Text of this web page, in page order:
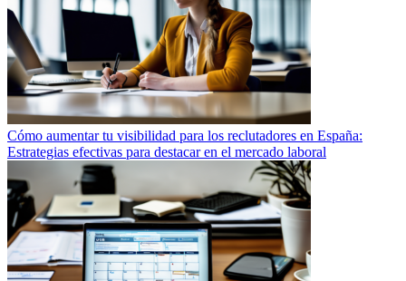
Cómo aumentar tu visibilidad para los reclutadores en España:
Estrategias efectivas para destacar en el mercado laboral